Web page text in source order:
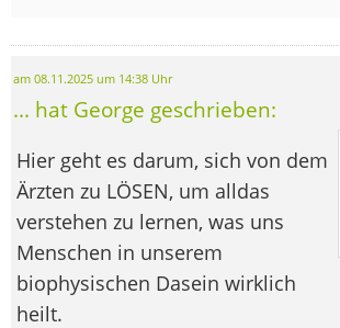
am 08.11.2025 um 14:38 Uhr
... hat George geschrieben:
Hier geht es darum, sich von dem
Ärzten zu LÖSEN, um alldas
verstehen zu lernen, was uns
Menschen in unserem
biophysischen Dasein wirklich
heilt.